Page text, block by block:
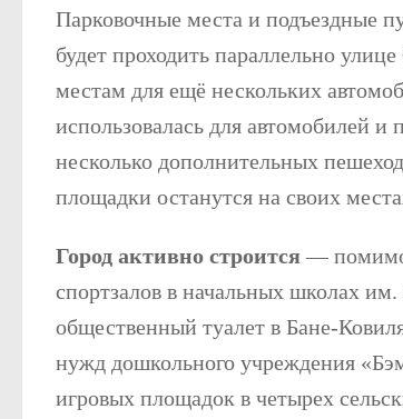
Парковочные места и подъездные
будет проходить параллельно
местам для ещё нескольких
использовалась для автомобилей и
несколько дополнительных
площадки останутся на своих
Город активно строится — помимо
спортзалов в начальных школах
общественный туалет в Бане-
нужд дошкольного учреждения
игровых площадок в четырех